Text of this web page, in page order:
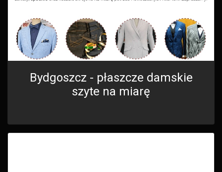
Bydgoszcz - płaszcze damskie
szyte na miarę